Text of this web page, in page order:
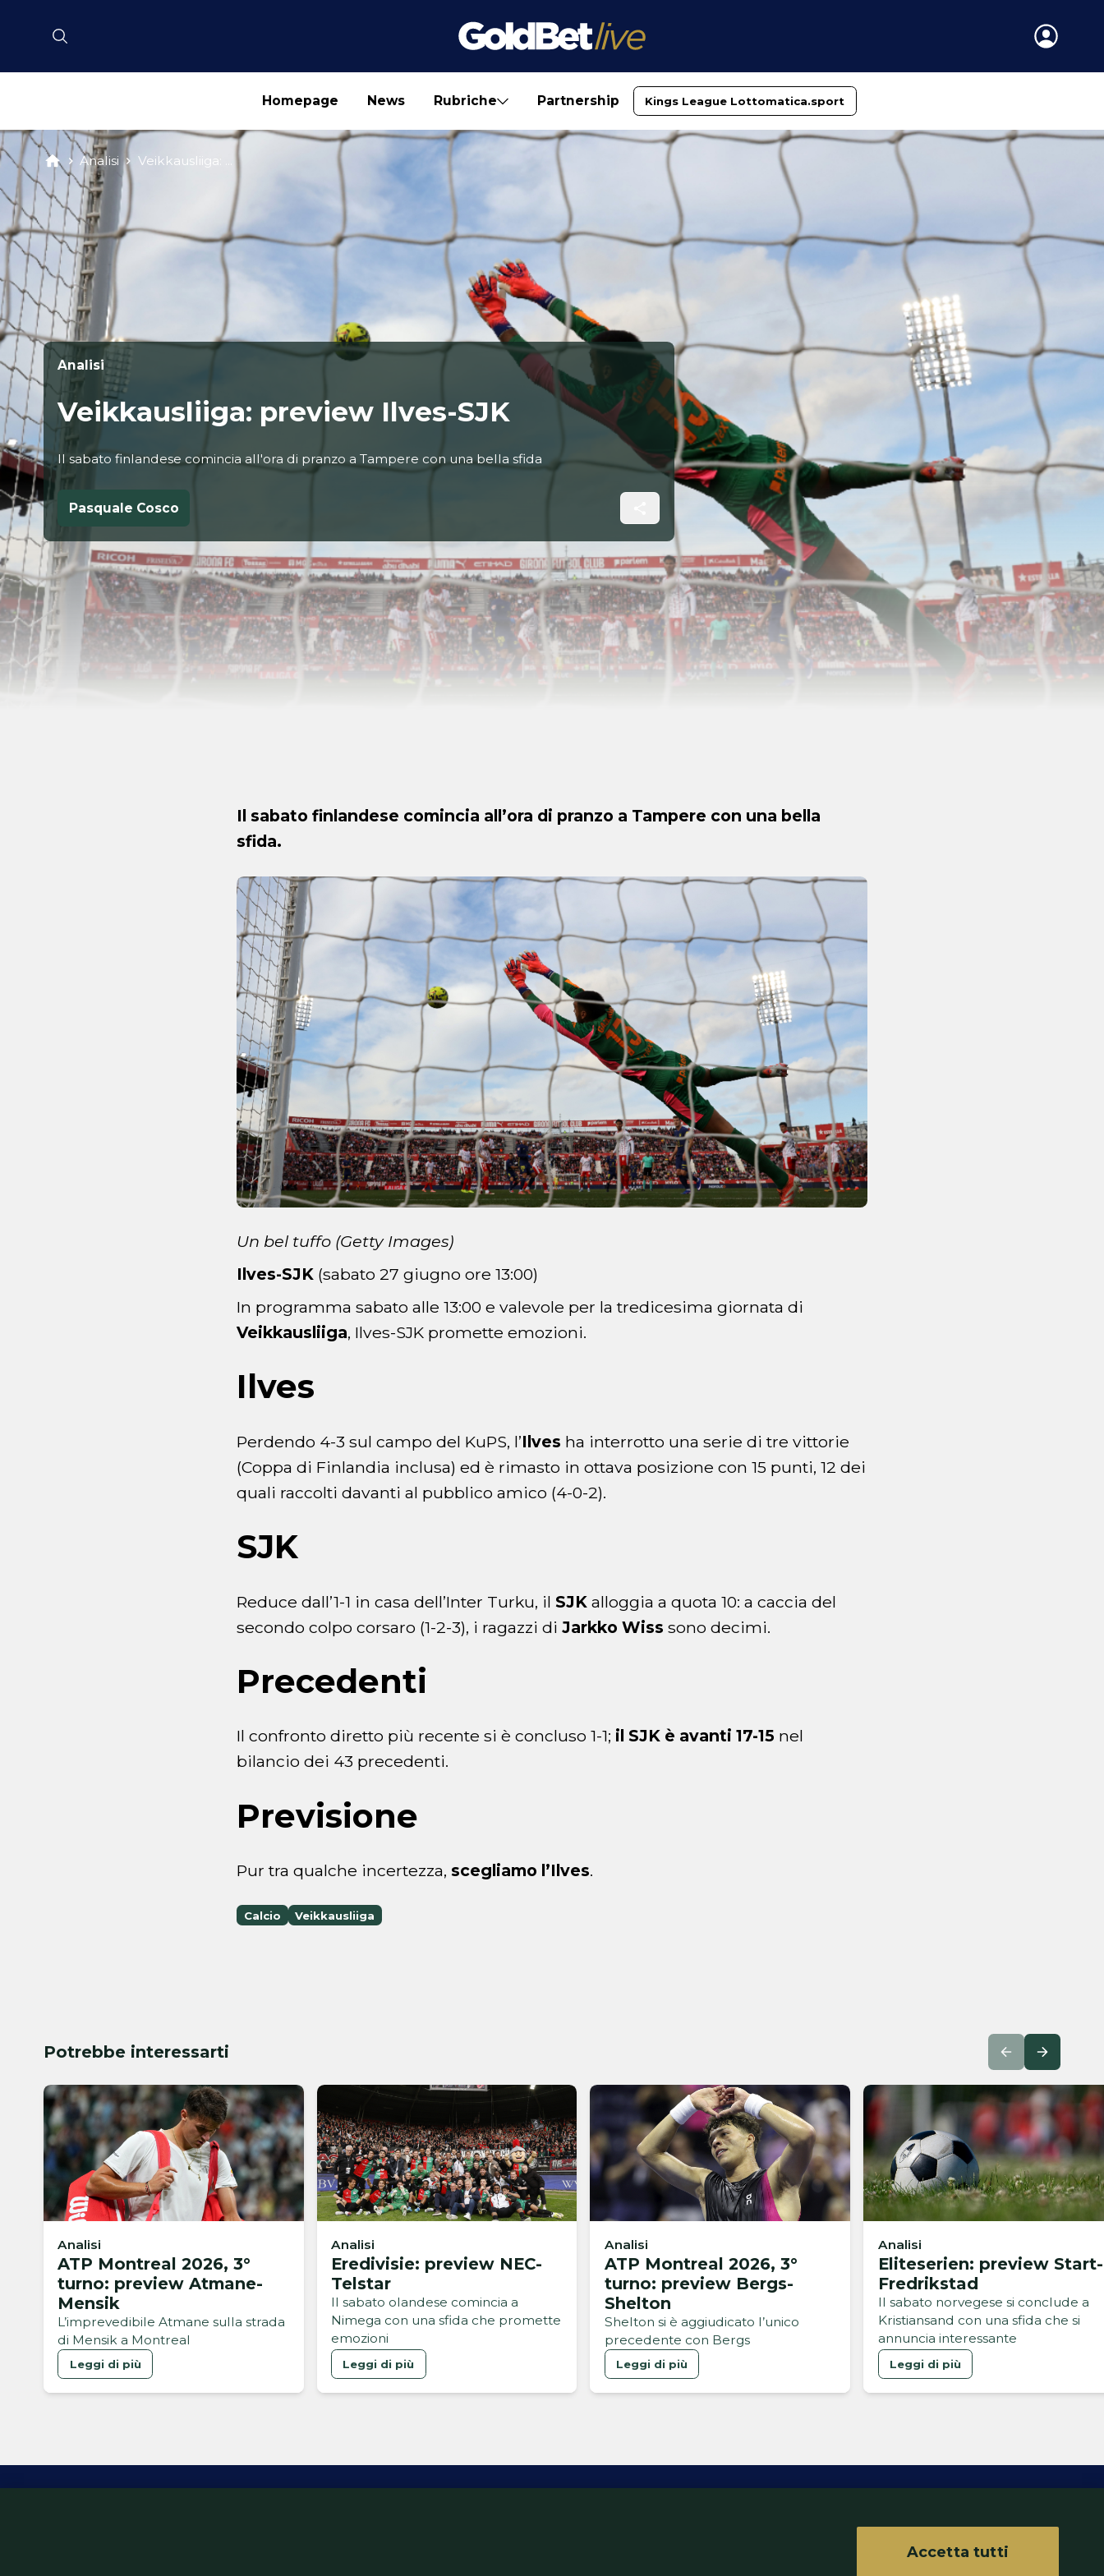
Homepage News Rubriche Partnership Kings League Lottomatica.sport
Analisi Veikkausliiga: ...
Analisi
Veikkausliiga: preview Ilves-SJK
Il sabato finlandese comincia all'ora di pranzo a Tampere con una bella sfida
Pasquale Cosco
Il sabato finlandese comincia all’ora di pranzo a Tampere con una bella
sfida.
Un bel tuffo (Getty Images)
Ilves-SJK (sabato 27 giugno ore 13:00)
In programma sabato alle 13:00 e valevole per la tredicesima giornata di
Veikkausliiga, Ilves-SJK promette emozioni.
Ilves
Perdendo 4-3 sul campo del KuPS, l’Ilves ha interrotto una serie di tre vittorie
(Coppa di Finlandia inclusa) ed è rimasto in ottava posizione con 15 punti, 12 dei
quali raccolti davanti al pubblico amico (4-0-2).
SJK
Reduce dall’1-1 in casa dell’Inter Turku, il SJK alloggia a quota 10: a caccia del
secondo colpo corsaro (1-2-3), i ragazzi di Jarkko Wiss sono decimi.
Precedenti
Il confronto diretto più recente si è concluso 1-1; il SJK è avanti 17-15 nel
bilancio dei 43 precedenti.
Previsione
Pur tra qualche incertezza, scegliamo l’Ilves.
Calcio Veikkausliiga
Potrebbe interessarti
Analisi
ATP Montreal 2026, 3°
turno: preview Atmane-
Mensik
L’imprevedibile Atmane sulla strada
di Mensik a Montreal
Leggi di più
Analisi
Eredivisie: preview NEC-
Telstar
Il sabato olandese comincia a
Nimega con una sfida che promette
emozioni
Leggi di più
Analisi
ATP Montreal 2026, 3°
turno: preview Bergs-
Shelton
Shelton si è aggiudicato l’unico
precedente con Bergs
Leggi di più
Analisi
Eliteserien: preview Start-
Fredrikstad
Il sabato norvegese si conclude a
Kristiansand con una sfida che si
annuncia interessante
Leggi di più
Accetta tutti